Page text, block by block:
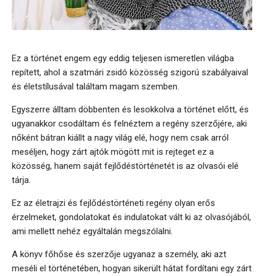
Ez a történet engem egy eddig teljesen ismeretlen világba
repített, ahol a szatmári zsidó közösség szigorú szabályaival
és életstílusával találtam magam szemben.
Egyszerre álltam döbbenten és lesokkolva a történet előtt, és
ugyanakkor csodáltam és felnéztem a regény szerzőjére, aki
nőként bátran kiállt a nagy világ elé, hogy nem csak arról
meséljen, hogy zárt ajtók mögött mit is rejteget ez a
közösség, hanem saját fejlődéstörténetét is az olvasói elé
tárja.
Ez az életrajzi és fejlődéstörténeti regény olyan erős
érzelmeket, gondolatokat és indulatokat vált ki az olvasójából,
ami mellett nehéz egyáltalán megszólalni.
A könyv főhőse és szerzője ugyanaz a személy, aki azt
meséli el történetében, hogyan sikerült hátat fordítani egy zárt